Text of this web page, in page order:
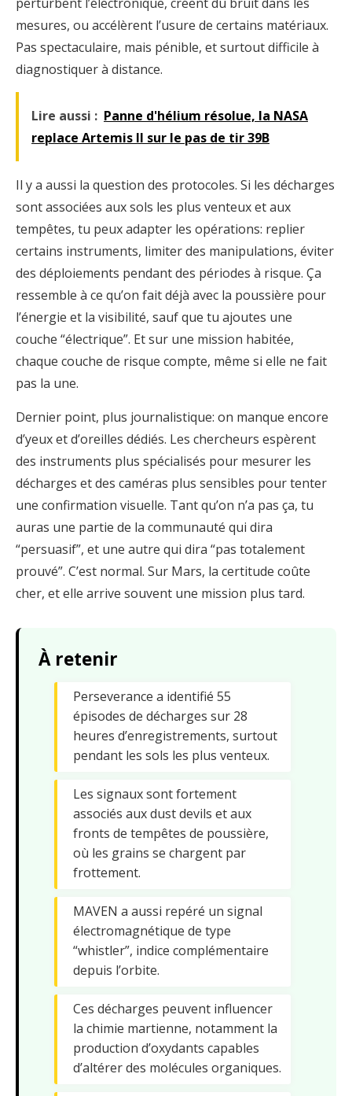
mesures, ou accélèrent l’usure de certains matériaux.
Pas spectaculaire, mais pénible, et surtout difficile à
diagnostiquer à distance.
Lire aussi : Panne d'hélium résolue, la NASA
replace Artemis II sur le pas de tir 39B
Il y a aussi la question des protocoles. Si les décharges
sont associées aux sols les plus venteux et aux
tempêtes, tu peux adapter les opérations: replier
certains instruments, limiter des manipulations, éviter
des déploiements pendant des périodes à risque. Ça
ressemble à ce qu’on fait déjà avec la poussière pour
l’énergie et la visibilité, sauf que tu ajoutes une
couche “électrique”. Et sur une mission habitée,
chaque couche de risque compte, même si elle ne fait
pas la une.
Dernier point, plus journalistique: on manque encore
d’yeux et d’oreilles dédiés. Les chercheurs espèrent
des instruments plus spécialisés pour mesurer les
décharges et des caméras plus sensibles pour tenter
une confirmation visuelle. Tant qu’on n’a pas ça, tu
auras une partie de la communauté qui dira
“persuasif”, et une autre qui dira “pas totalement
prouvé”. C’est normal. Sur Mars, la certitude coûte
cher, et elle arrive souvent une mission plus tard.
À retenir
Perseverance a identifié 55
épisodes de décharges sur 28
heures d’enregistrements, surtout
pendant les sols les plus venteux.
Les signaux sont fortement
associés aux dust devils et aux
fronts de tempêtes de poussière,
où les grains se chargent par
frottement.
MAVEN a aussi repéré un signal
électromagnétique de type
“whistler”, indice complémentaire
depuis l’orbite.
Ces décharges peuvent influencer
la chimie martienne, notamment la
production d’oxydants capables
d’altérer des molécules organiques.